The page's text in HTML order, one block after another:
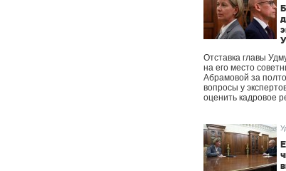
Отставка главы
на его место
Абрамовой за
вопросы у
оценить кадровое